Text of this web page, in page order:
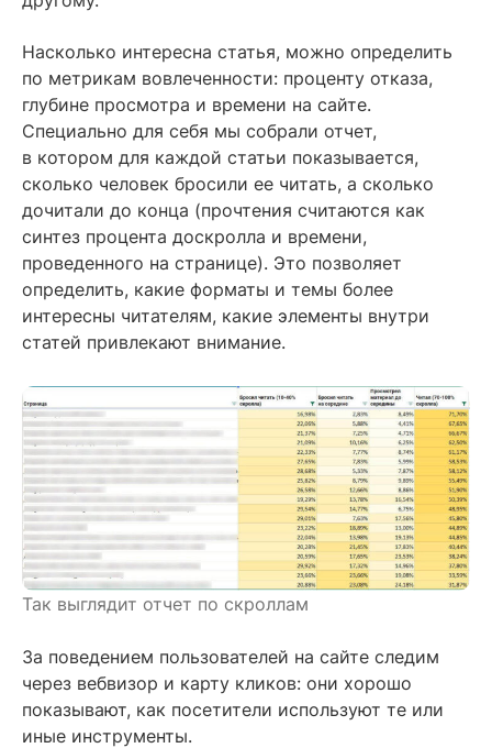
Насколько интересна статья, можно определить
по метрикам вовлеченности: проценту отказа,
глубине просмотра и времени на сайте.
Специально для себя мы собрали отчет,
в котором для каждой статьи показывается,
сколько человек бросили ее читать, а сколько
дочитали до конца (прочтения считаются как
синтез процента доскролла и времени,
проведенного на странице). Это позволяет
определить, какие форматы и темы более
интересны читателям, какие элементы внутри
статей привлекают внимание.
Так выглядит отчет по скроллам
За поведением пользователей на сайте следим
через вебвизор и карту кликов: они хорошо
показывают, как посетители используют те или
иные инструменты.